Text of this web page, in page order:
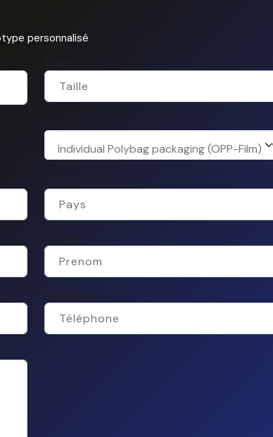
personnalisé
Individual Polybag packaging (OPP-Film)
Téléphone